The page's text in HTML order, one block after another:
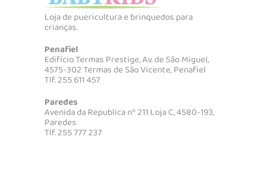
Loja de puericultura e brinquedos para
crianças.
Penafiel
Edifício Termas Prestige, Av. de São Miguel,
4575-302 Termas de São Vicente, Penafiel
Tlf. 255 611 457
Paredes
Avenida da Republica nº 211 Loja C, 4580-193,
Paredes
Tlf. 255 777 237